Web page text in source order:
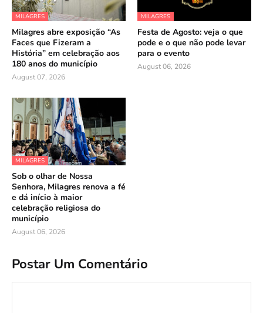
MILAGRES
Milagres abre exposição “As
Faces que Fizeram a
História” em celebração aos
180 anos do município
August 07, 2026
MILAGRES
Festa de Agosto: veja o que
pode e o que não pode levar
para o evento
August 06, 2026
MILAGRES
Sob o olhar de Nossa
Senhora, Milagres renova a fé
e dá início à maior
celebração religiosa do
município
August 06, 2026
Postar Um Comentário